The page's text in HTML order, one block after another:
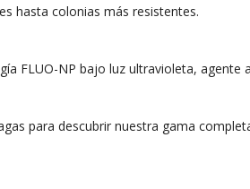
hasta colonias más resistentes.
FLUO-NP bajo luz ultravioleta,
para descubrir nuestra gama